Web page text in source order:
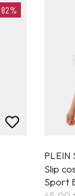
82%
PLEIN
Slip
Sport